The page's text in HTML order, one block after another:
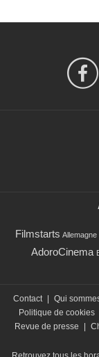
Filmstarts Allemagne
AdoroCinema
Contact | Qui
Politique de cookies
Revue de presse
|